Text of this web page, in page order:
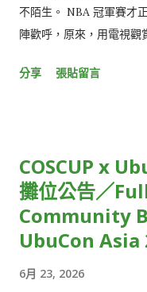
不陌生。 NBA 冠軍賽才
陣歡呼，原來，用電視觀
文熱烈討論比賽結果。
年，只有你還停留在前一
僅有延遲短短幾秒鐘，但
「失之毫釐，差之千里」
為什麼你的世界總是比別
後，直到觀眾端螢幕出現
分享 張貼留言
COSCUP x
攤位公告／
Community
UbuCon Asia
6月 23, 2026